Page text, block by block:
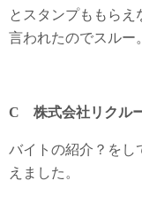
とスタンプももらえ
言われたのでスルー。
C 株式会社リクル
バイトの紹介？をし
えました。